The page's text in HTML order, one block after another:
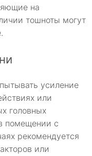
на
тошноты могут
усиление
или
головных
помещении с
рекомендуется
или